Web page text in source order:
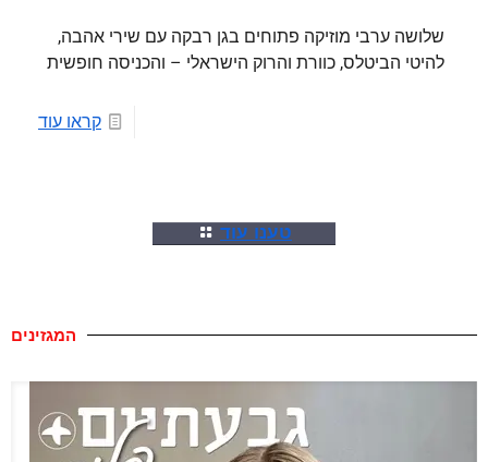
שלושה ערבי מוזיקה פתוחים בגן רבקה עם שירי אהבה,
להיטי הביטלס, כוורת והרוק הישראלי – והכניסה חופשית
קראו עוד
טענו עוד
המגזינים